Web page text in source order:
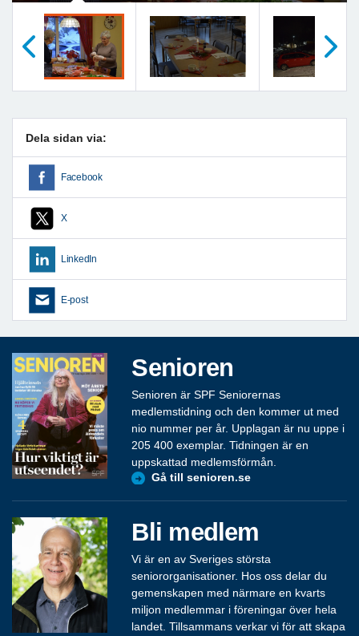
Dela sidan via:
Facebook
X
LinkedIn
E-post
Senioren
Senioren är SPF Seniorernas
medlemstidning och den kommer ut med
nio nummer per år. Upplagan är nu uppe i
205 400 exemplar. Tidningen är en
uppskattad medlemsförmån.
Gå till senioren.se
Bli medlem
Vi är en av Sveriges största
seniororganisationer. Hos oss delar du
gemenskapen med närmare en kvarts
miljon medlemmar i föreningar över hela
landet. Tillsammans verkar vi för att skapa